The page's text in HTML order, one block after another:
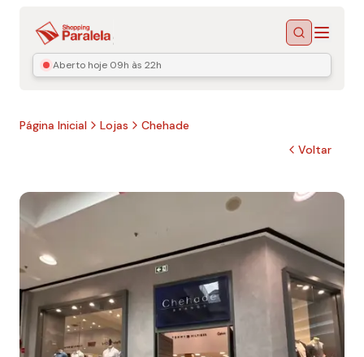
BuscarMenu
Aberto hoje 09h às 22h
Página Inicial Lojas
Chehade
Voltar